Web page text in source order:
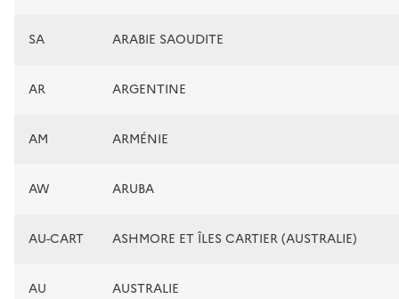
SA ARABIE SAOUDITE
AR ARGENTINE
AM ARMÉNIE
AW ARUBA
AU-CART ASHMORE ET ÎLES CARTIER (AUSTRALIE)
AU AUSTRALIE